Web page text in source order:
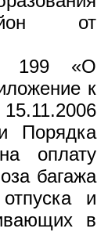
от
199 «О
к
Порядка
оплату
багажа
и
в